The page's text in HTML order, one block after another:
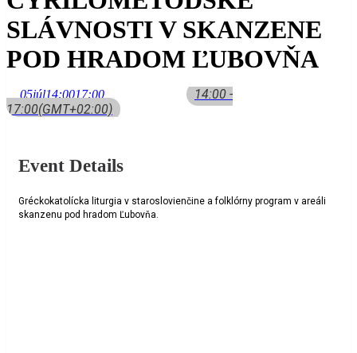
SLÁVNOSTI V SKANZENE
POD HRADOM ĽUBOVŇA
05júl14:0017:00
14:00 -
17:00(GMT+02:00)
Event Details
Gréckokatolícka liturgia v staroslovienčine a folklórny program v areáli
skanzenu pod hradom Ľubovňa.